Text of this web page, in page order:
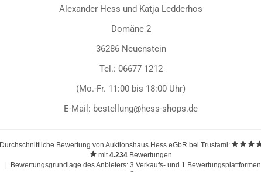
Alexander Hess und Katja Ledderhos
Domäne 2
36286 Neuenstein
Tel.: 06677 1212
(Mo.-Fr. 11:00 bis 18:00 Uhr)
E-Mail: bestellung@hess-shops.de
Durchschnittliche Bewertung von Auktionshaus Hess eGbR bei Trustami:
mit4.234 Bewertungen
Bewertungsgrundlage des Anbieters: 3 Verkaufs- und 1 Bewertungsplattformen